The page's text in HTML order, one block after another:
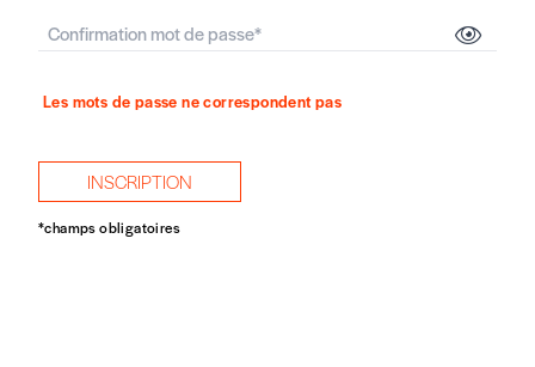
Les mots de passe ne correspondent pas
INSCRIPTION
*champs obligatoires